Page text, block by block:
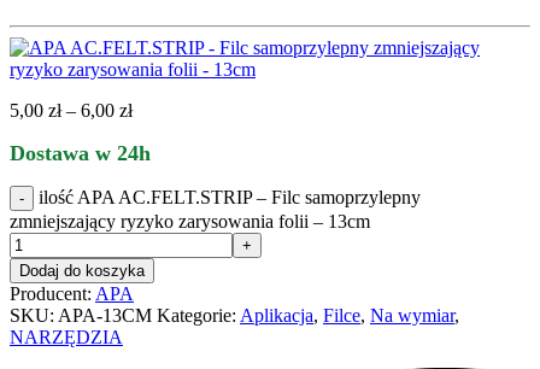
5,00 zł – 6,00 zł
Dostawa w 24h
ilość APA AC.FELT.STRIP – Filc samoprzylepny
zmniejszający ryzyko zarysowania folii – 13cm
Dodaj do koszyka
Producent: APA
SKU: APA-13CM Kategorie: Aplikacja, Filce, Na wymiar,
NARZĘDZIA